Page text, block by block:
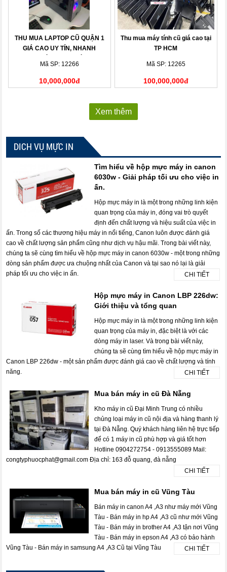
THU MUA LAPTOP CŨ QUẬN 1
GIÁ CAO UY TÍN, NHANH
Mã SP: 12266
10,000,000đ
Thu mua máy tính cũ giá cao tại
TP HCM
Mã SP: 12265
100,000,000đ
Xem thêm
DICH VỤ MỰC IN
Tìm hiểu về hộp mực máy in canon
6030w - Giải pháp tối ưu cho việc in
ấn.
Hộp mực máy in là một trong những linh kiện
quan trọng của máy in, đóng vai trò quyết
định đến chất lượng và hiệu suất của việc in
ấn. Trong số các thương hiệu máy in nổi tiếng, Canon luôn được đánh giá
cao về chất lượng sản phẩm cũng như dịch vụ hậu mãi. Trong bài viết này,
chúng ta sẽ cùng tìm hiểu về hộp mực máy in canon 6030w - một trong những
dòng sản phẩm được ưa chuộng nhất của Canon và tại sao nó lại là giải
pháp tối ưu cho việc in ấn.
CHI TIẾT
Hộp mực máy in Canon LBP 226dw:
Giới thiệu và tổng quan
Hộp mực máy in là một trong những linh kiện
quan trọng của máy in, đặc biệt là với các
dòng máy in laser. Và trong bài viết này,
chúng ta sẽ cùng tìm hiểu về hộp mực máy in
Canon LBP 226dw - một sản phẩm được đánh giá cao về chất lượng và tính
năng.
CHI TIẾT
Mua bán máy in cũ Đà Nẵng
Kho máy in cũ Đại Minh Trung có nhiều
chủng loại máy in cũ nội địa và hàng thanh lý
tại Đà Nẵng. Quý khách hàng liên hệ trực tiếp
để có 1 máy in cũ phù hợp và giá tốt hơn
Hotline 0904272754 - 0913555089 Mail:
congtyphuocphat@gmail.com Địa chỉ: 163 đỗ quang, đà nẵng
CHI TIẾT
Mua bán máy in cũ Vũng Tàu
Bán máy in canon A4 ,A3 như máy mới Vũng
Tàu - Bán máy in hp A4 ,A3 cũ như mới Vũng
Tàu - Bán máy in brother A4 ,A3 tận nơi Vũng
Tàu - Bán máy in epson A4 ,A3 có bảo hành
Vũng Tàu - Bán máy in samsung A4 ,A3 Cũ tại Vũng Tàu
CHI TIẾT